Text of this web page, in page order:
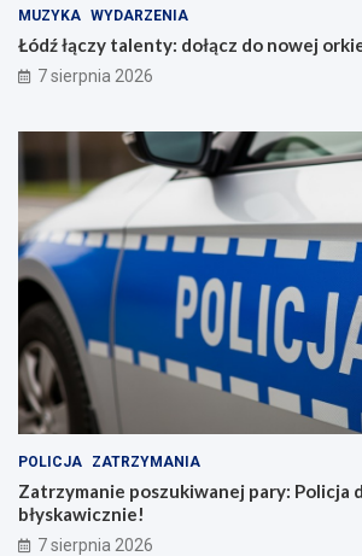
MUZYKA WYDARZENIA
Łódź łączy talenty: dołącz do nowej
7 sierpnia 2026
POLICJA ZATRZYMANIA
Zatrzymanie poszukiwanej pary: Policja
błyskawicznie!
7 sierpnia 2026